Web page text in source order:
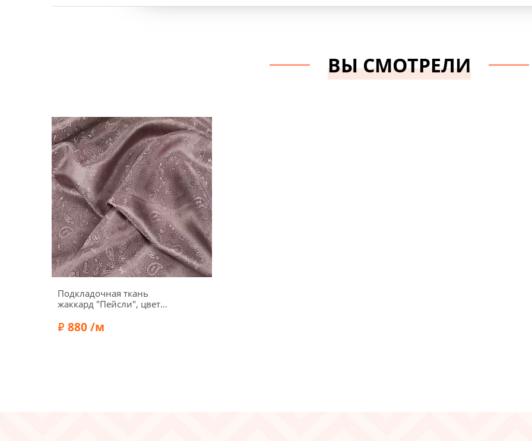
Состав:
Вискоза 50%, Ацетат 50%
Состав:
Полиэстер 100%
Состав:
Вискоза 50%,
ВЫ СМОТРЕЛИ
Подкладочная ткань
жаккард "Пейсли", цвет
880 /м